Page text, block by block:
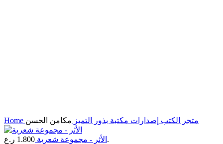
Home متجر الكتب إصدارات مكتبة بذور التميز مكامن الحسن
الأثر - مجموعة شعرية 1.800
ر.ع.